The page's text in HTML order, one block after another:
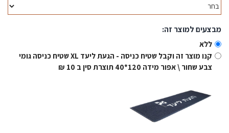
מבצעים למוצר זה:
ללא
קנו מוצר זה וקבל שטיח כניסה - הגעת ליעד XL שטיח כניסה גומי
צבע שחור \ אפור מידה 120*40 תוצרת סין ב 10 ₪